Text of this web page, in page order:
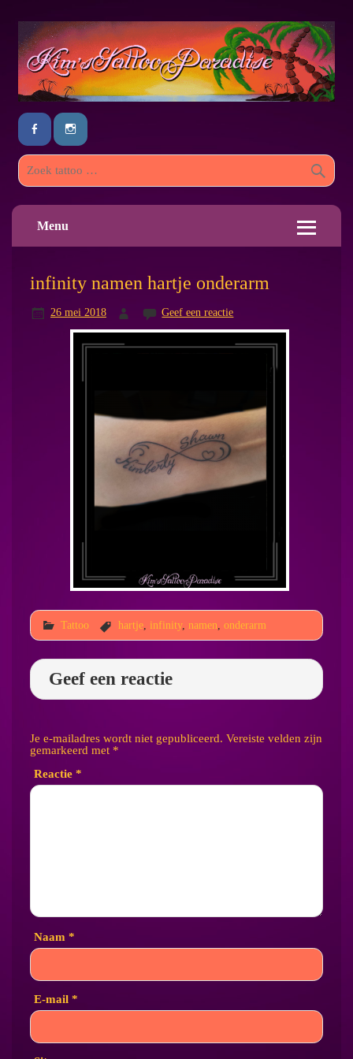
Menu
infinity namen hartje onderarm
26 mei 2018 Geef een reactie
Tattoo hartje, infinity, namen onderarm
Geef een reactie
Je e-mailadres wordt niet gepubliceerd. Vereiste velden zijn
gemarkeerd met *
Reactie *
Naam *
E-mail *